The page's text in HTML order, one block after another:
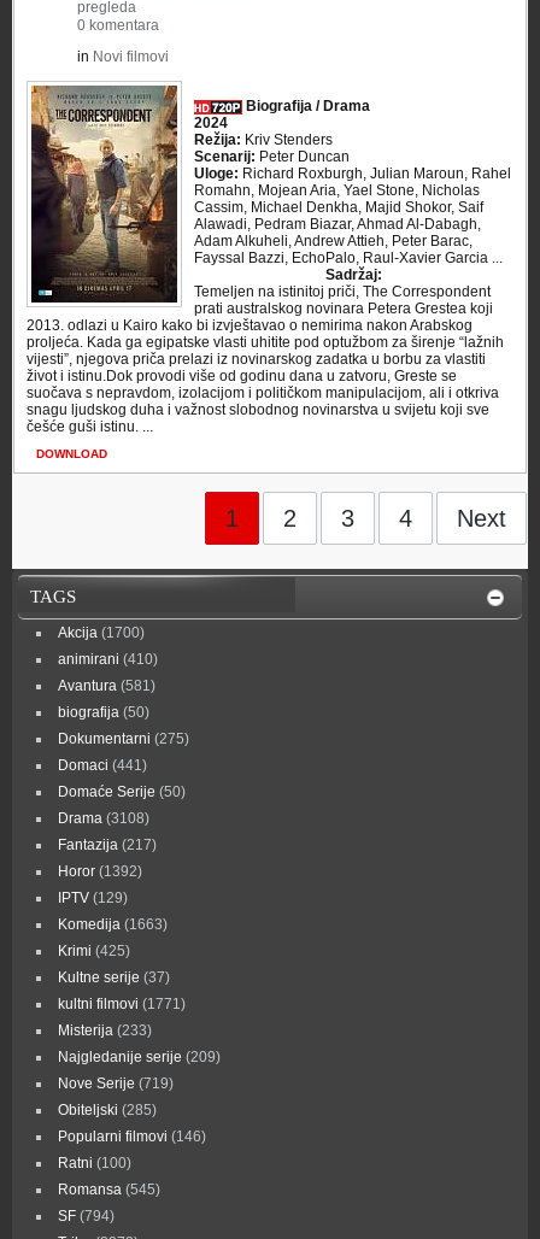
pregleda
0 komentara
in Novi filmovi
Biografija / Drama
2024
Režija: Kriv Stenders
Scenarij: Peter Duncan
Uloge: Richard Roxburgh, Julian Maroun, Rahel
Romahn, Mojean Aria, Yael Stone, Nicholas
Cassim, Michael Denkha, Majid Shokor, Saif
Alawadi, Pedram Biazar, Ahmad Al-Dabagh,
Adam Alkuheli, Andrew Attieh, Peter Barac,
Fayssal Bazzi, EchoPalo, Raul-Xavier Garcia ...
Sadržaj:
Temeljen na istinitoj priči, The Correspondent
prati australskog novinara Petera Grestea koji
2013. odlazi u Kairo kako bi izvještavao o nemirima nakon Arabskog
proljeća. Kada ga egipatske vlasti uhitite pod optužbom za širenje “lažnih
vijesti”, njegova priča prelazi iz novinarskog zadatka u borbu za vlastiti
život i istinu.Dok provodi više od godinu dana u zatvoru, Greste se
suočava s nepravdom, izolacijom i političkom manipulacijom, ali i otkriva
snagu ljudskog duha i važnost slobodnog novinarstva u svijetu koji sve
češće guši istinu. ...
DOWNLOAD
1 2 3 4 Next
TAGS
Akcija (1700)
animirani (410)
Avantura (581)
biografija (50)
Dokumentarni (275)
Domaci (441)
Domaće Serije (50)
Drama (3108)
Fantazija (217)
Horor (1392)
IPTV (129)
Komedija (1663)
Krimi (425)
Kultne serije (37)
kultni filmovi (1771)
Misterija (233)
Najgledanije serije (209)
Nove Serije (719)
Obiteljski (285)
Popularni filmovi (146)
Ratni (100)
Romansa (545)
SF (794)